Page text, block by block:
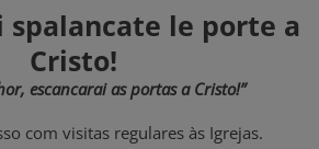
spalancate le porte a
Cristo!
escancarai as portas a Cristo!”
com visitas regulares às Igrejas.